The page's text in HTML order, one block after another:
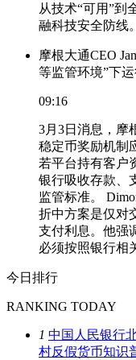
从技术“可用”到
融科技安全防线。
摩根大通CEO
等监管环境”下
09:16
3月3日消息，摩
稳定币奖励机制
若平台持有客户
银行吸收存款、
监管标准。
折中方案是仅对
支付利息。他强
必须按照银行相
今日排行
RANKING TODAY
1 中国人民银行
村反假货币知识